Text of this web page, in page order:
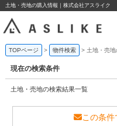
土地・売地の購入情報｜株式会社アスライク
TOPページ 物件検索 土地・売
現在の検索条件
土地・売地の検索結果一覧
この条件